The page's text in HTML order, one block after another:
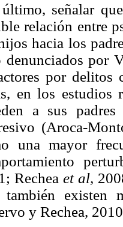
señalar
relación entre
hacia los
denunciados por
por delitos
en los estudios
a sus
(Aroca-
una mayor
Rechea et al,
también existen
y Rechea,